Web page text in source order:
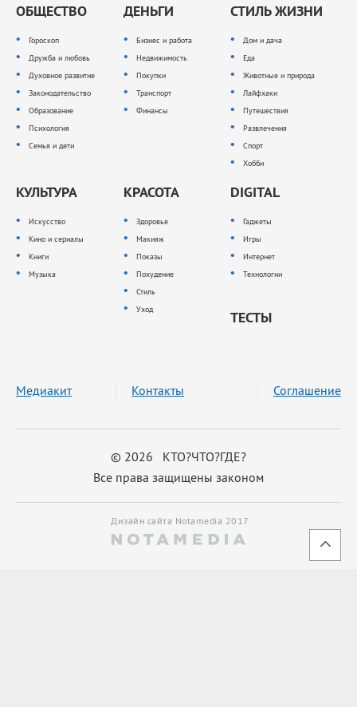
ОБЩЕСТВО
Гороскоп
Дружба и любовь
Духовное развитие
Законодательство
Образование
Психология
Семья и дети
ДЕНЬГИ
Бизнес и работа
Недвижимость
Покупки
Транспорт
Финансы
СТИЛЬ ЖИЗНИ
Дом и дача
Еда
Животные и природа
Лайфхаки
Путешествия
Развлечения
Спорт
Хобби
КУЛЬТУРА
Искусство
Кино и сериалы
Книги
Музыка
КРАСОТА
Здоровье
Макияж
Показы
Похудение
Стиль
Уход
DIGITAL
Гаджеты
Игры
Интернет
Технологии
ТЕСТЫ
© 2026 КТО?ЧТО?ГДЕ?
Все права защищены законом
Медиакит Контакты Соглашение
Дизайн сайта Notamedia 2017